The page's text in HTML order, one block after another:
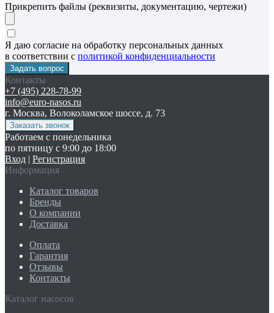
Прикрепить файлы (реквизиты, документацию, чертежи)
Я даю согласие на обработку персональных данных
в соответствии с политикой конфиденциальности
Контакты
+7 (495) 228-78-99
info@euro-nasos.ru
г. Москва, Волоколамское шоссе, д. 73
Работаем с понедельника
по пятницу с 9:00 до 18:00
Вход | Регистрация
Информация
Каталог товаров
Бренды
О компании
Доставка
Оплата
Гарантия
Отзывы
Контакты
Каталог насосов